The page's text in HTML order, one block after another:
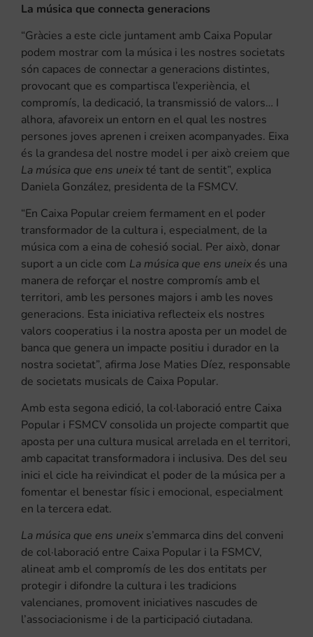
La música que connecta generacions
“Gràcies a este cicle juntament amb Caixa Popular
podem mostrar com la música i les nostres societats
són capaces de connectar a generacions distintes,
provocant que es compartisca l’experiència, el
compromís, la dedicació, la transmissió de valors… I
alhora, afavoreix un entorn en el qual les nostres
persones joves aprenen i creixen acompanyades. Eixa
és la grandesa del nostre model i per això creiem que
La música que ens uneixté tant de sentit”, explica
Daniela González, presidenta de la FSMCV.
“En Caixa Popular creiem fermament en el poder
transformador de la cultura i, especialment, de la
música com a eina de cohesió social. Per això, donar
suport a un cicle com La música que ens uneix és una
manera de reforçar el nostre compromís amb el
territori, amb les persones majors i amb les noves
generacions. Esta iniciativa reflecteix els nostres
valors cooperatius i la nostra aposta per un model de
banca que genera un impacte positiu i durador en la
nostra societat”, afirma Jose Maties Díez, responsable
de societats musicals de Caixa Popular.
Amb esta segona edició, la col·laboració entre Caixa
Popular i FSMCV consolida un projecte compartit que
aposta per una cultura musical arrelada en el territori,
amb capacitat transformadora i inclusiva. Des del seu
inici el cicle ha reivindicat el poder de la música per a
fomentar el benestar físic i emocional, especialment
en la tercera edat.
La música que ens uneix s’emmarca dins del conveni
de col·laboració entre Caixa Popular i la FSMCV,
alineat amb el compromís de les dos entitats per
protegir i difondre la cultura i les tradicions
valencianes, promovent iniciatives nascudes de
l’associacionisme i de la participació ciutadana.